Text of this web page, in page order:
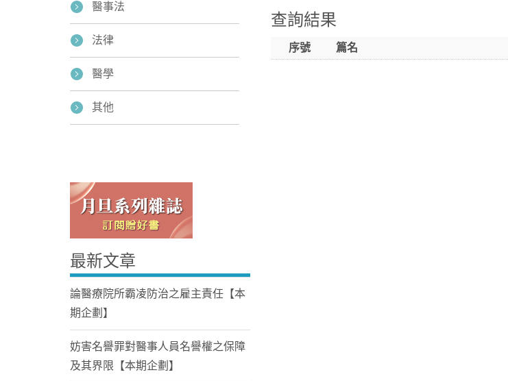
Home
查詢結果
序號 篇名
醫事法
法律
醫學
其他
最新文章
論醫療院所霸凌防治之雇主責任【本
期企劃】
妨害名譽罪對醫事人員名譽權之保障
及其界限【本期企劃】